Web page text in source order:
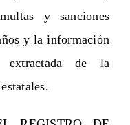
y sanciones
y la información
extractada de la